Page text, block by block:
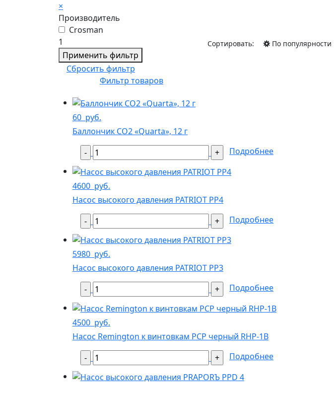
×
Производитель
Crosman
1
Применить фильтр
Сбросить фильтр
Фильтр товаров
Сортировать: По популярности
60 руб.
Баллончик CO2 «Quarta», 12 г
Подробнее
4600 руб.
Насос высокого давления PATRIOT PP4
Подробнее
5980 руб.
Насос высокого давления PATRIOT PP3
Подробнее
4500 руб.
Насос Remington к винтовкам PCP черный RHP-1B
Подробнее